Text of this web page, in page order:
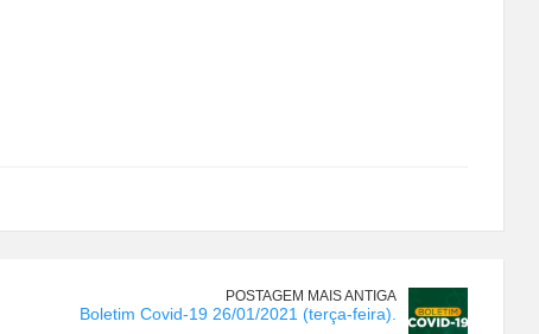
POSTAGEM MAIS ANTIGA
Boletim Covid-19 26/01/2021 (terça-feira).